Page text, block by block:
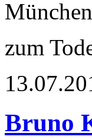
zum
Bruno